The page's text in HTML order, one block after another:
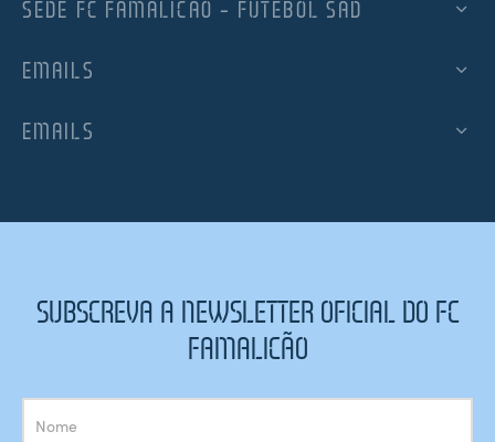
SEDE FC FAMALICÃO – FUTEBOL SAD
EMAILS
EMAILS
SUBSCREVA A NEWSLETTER OFICIAL DO FC
FAMALICÃO
Subscrição